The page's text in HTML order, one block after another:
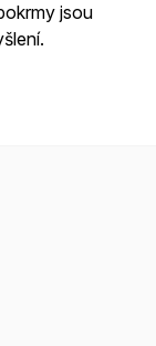
jsou